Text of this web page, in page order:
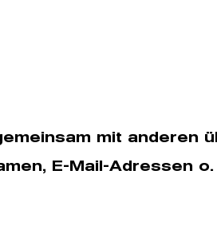
mit anderen
E-Mail-Adressen o.